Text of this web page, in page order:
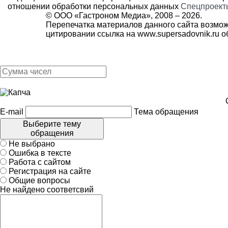
отношении обработки персональных данных
© ООО «Гастроном Медиа», 2008 – 2026.
Перепечатка материалов данного сайта
цитировании ссылка на www.supersadovnik.ru
E-mail
Тема обращения
Выберите тему
обращения
Не выбрано
Ошибка в тексте
Работа с сайтом
Регистрация на сайте
Общие вопросы
Не найдено соответсвий